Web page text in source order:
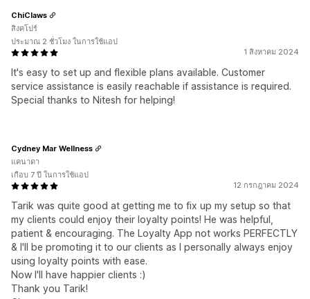
1 สิงหาคม 2024
It's easy to set up and flexible plans available. Customer
service assistance is easily reachable if assistance is required.
Special thanks to Nitesh for helping!
ChiClaws
สิงคโปร์
ประมาณ 2 ชั่วโมง ในการใช้แอป
12 กรกฎาคม 2024
Tarik was quite good at getting me to fix up my setup so that
my clients could enjoy their loyalty points! He was helpful,
patient & encouraging. The Loyalty App not works PERFECTLY
& I'll be promoting it to our clients as I personally always enjoy
using loyalty points with ease.
Now I'll have happier clients :)
Thank you Tarik!
Cydney Mar Wellness
แคนาดา
เกือบ 7 ปี ในการใช้แอป